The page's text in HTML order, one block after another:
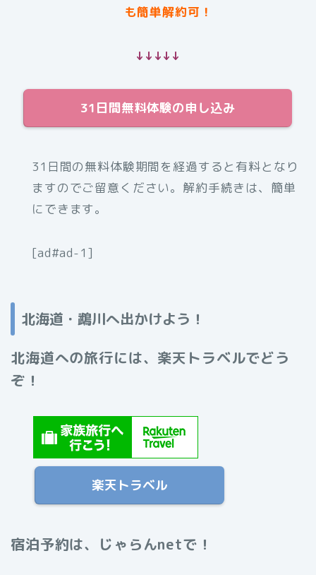
も簡単解約可！
↓↓↓↓↓
31日間無料体験の申し込み
31日間の無料体験期間を経過すると有料となり
ますのでご留意ください。解約手続きは、簡単
にできます。
[ad#ad-1]
北海道・鵡川へ出かけよう！
北海道への旅行には、楽天トラベルでどう
ぞ！
楽天トラベル
宿泊予約は、じゃらんnetで！